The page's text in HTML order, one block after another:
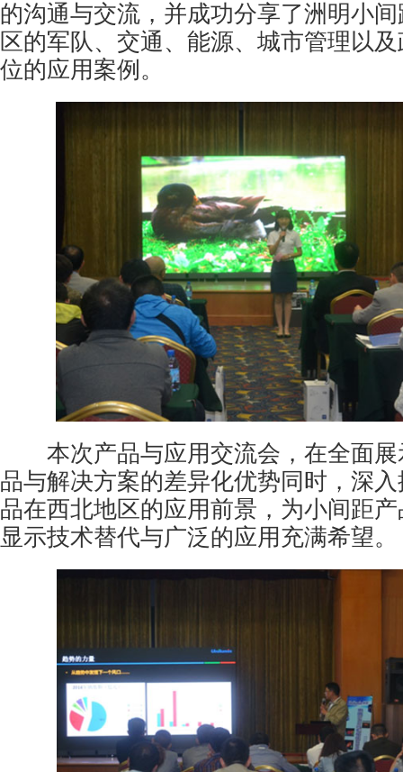
的沟通与交流，并成功分享了洲明小
区的军队、交通、能源、城市管理以
位的应用案例。
本次产品与应用交流会，在全面展
品与解决方案的差异化优势同时，深
品在西北地区的应用前景，为小间距
显示技术替代与广泛的应用充满希望。